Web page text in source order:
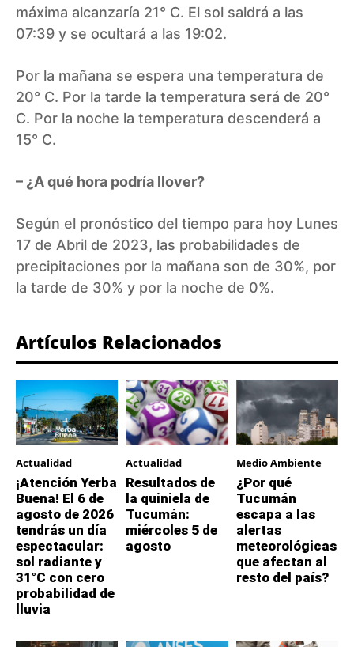
máxima alcanzaría 21° C. El sol saldrá a las
07:39 y se ocultará a las 19:02.
Por la mañana se espera una temperatura de
20° C. Por la tarde la temperatura será de 20°
C. Por la noche la temperatura descenderá a
15° C.
– ¿A qué hora podría llover?
Según el pronóstico del tiempo para hoy Lunes
17 de Abril de 2023, las probabilidades de
precipitaciones por la mañana son de 30%, por
la tarde de 30% y por la noche de 0%.
Artículos Relacionados
Actualidad
¡Atención Yerba
Buena! El 6 de
agosto de 2026
tendrás un día
espectacular:
sol radiante y
31°C con cero
probabilidad de
lluvia
Actualidad
Resultados de
la quiniela de
Tucumán:
miércoles 5 de
agosto
Medio Ambiente
¿Por qué
Tucumán
escapa a las
alertas
meteorológicas
que afectan al
resto del país?